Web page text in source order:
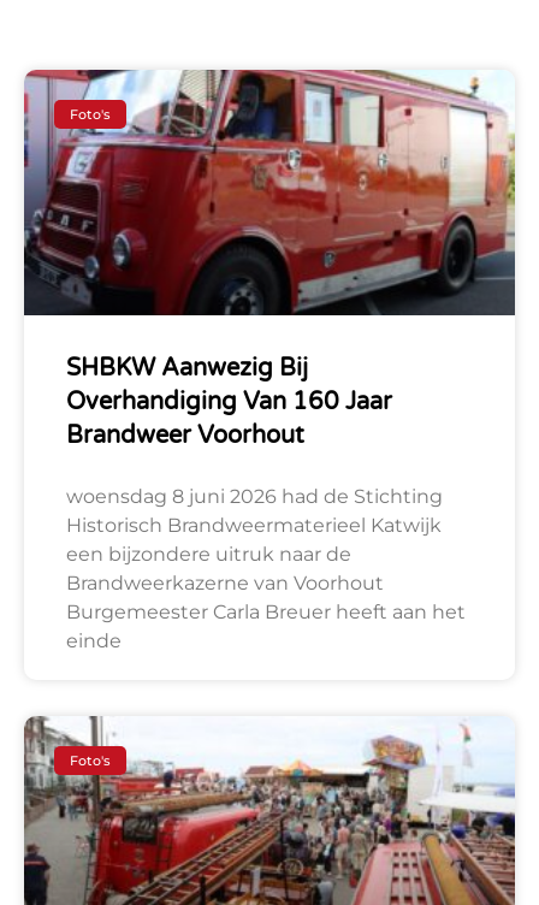
Foto's
SHBKW Aanwezig Bij
Overhandiging Van 160 Jaar
Brandweer Voorhout
woensdag 8 juni 2026 had de Stichting
Historisch Brandweermaterieel Katwijk
een bijzondere uitruk naar de
Brandweerkazerne van Voorhout
Burgemeester Carla Breuer heeft aan het
einde
Foto's